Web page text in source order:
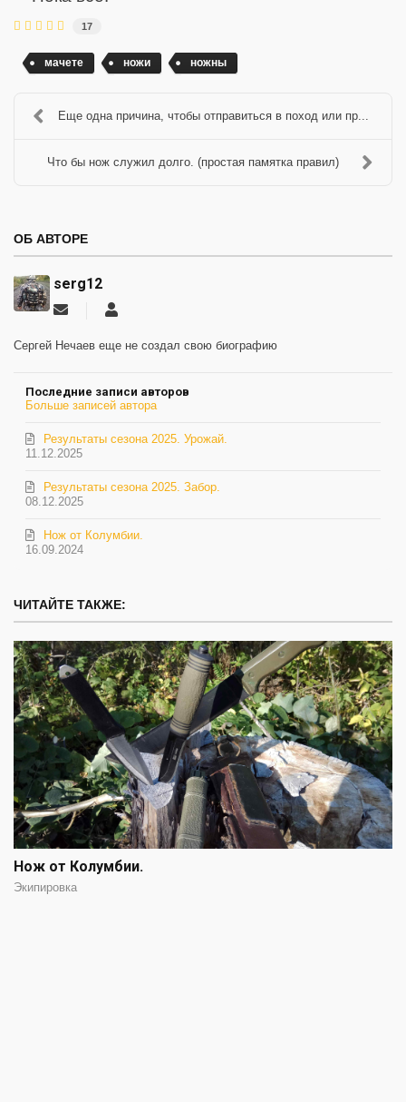
17
мачете ножи ножны
Еще одна причина, чтобы отправиться в поход или пр...
Что бы нож служил долго. (простая памятка правил)
ОБ АВТОРЕ
serg12
Подписаться
обновление
Сергей Нечаев еще не создал свою биографию
Последние записи авторов
Больше записей автора
11.12.2025
Результаты сезона 2025. Урожай.
08.12.2025
Результаты сезона 2025. Забор.
16.09.2024
Нож от Колумбии.
ЧИТАЙТЕ ТАКЖЕ:
Нож от Колумбии.
Экипировка